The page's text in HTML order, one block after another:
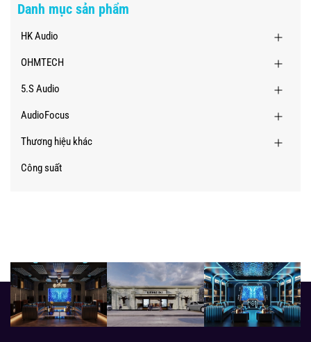
Danh mục sản phẩm
HK Audio
OHMTECH
5.S Audio
AudioFocus
Thương hiệu khác
Công suất